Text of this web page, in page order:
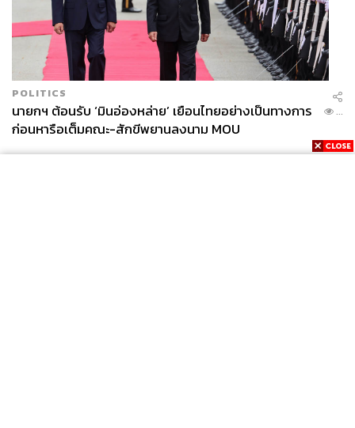
POLITICS
นายกฯ ต้อนรับ ‘มินอ่องหล่าย’ เยือนไทยอย่างเป็นทางการ
ก่อนหารือเต็มคณะ-สักขีพยานลงนาม MOU
...